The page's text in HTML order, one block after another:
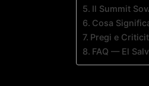
Il Summit
Cosa
Pregi e
FAQ — El